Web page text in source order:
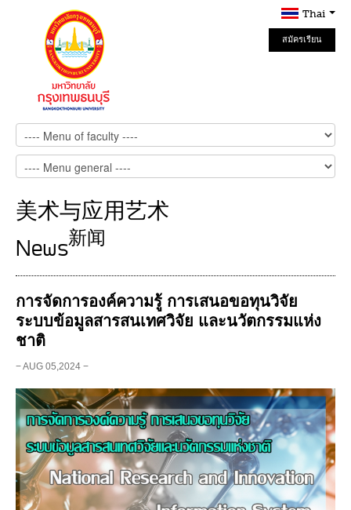
Thai
สมัครเรียน
Online
美术与应用艺术
新闻
News
การจัดการองค์ความรู้ การเสนอขอทุนวิจัย
ระบบข้อมูลสารสนเทศวิจัย และนวัตกรรมแห่ง
ชาติ
− AUG 05,2024 −